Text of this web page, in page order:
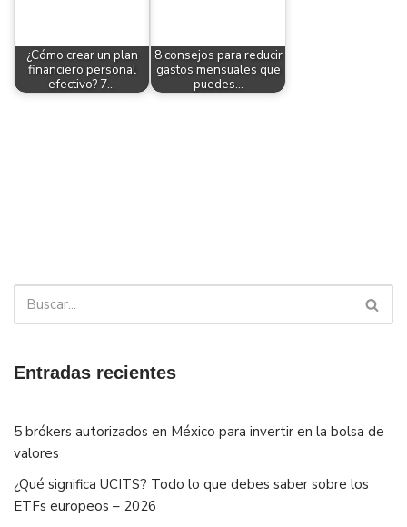
¿Cómo crear un plan
financiero personal
efectivo? 7…
8 consejos para reducir
gastos mensuales que
puedes…
Entradas recientes
5 brókers autorizados en México para invertir en la bolsa de
valores
¿Qué significa UCITS? Todo lo que debes saber sobre los
ETFs europeos – 2026